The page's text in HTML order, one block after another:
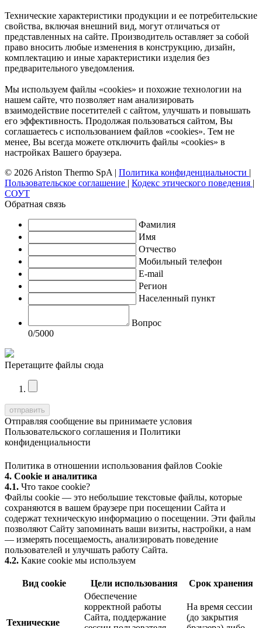
Технические характеристики продукции и ее потребительские
свойства, включая внешний вид, могут отличаться от
представленных на сайте. Производитель оставляет за собой
право вносить любые изменения в конструкцию, дизайн,
комплектацию и иные характеристики изделия без
предварительного уведомления.
Мы используем файлы «cookies» и похожие технологии на
нашем сайте, что позволяет нам анализировать
взаимодействие посетителей с сайтом, улучшать и повышать
его эффективность. Продолжая пользоваться сайтом, Вы
соглашаетесь с использованием файлов «cookies». Тем не
менее, Вы всегда можете отключить файлы «cookies» в
настройках Вашего браузера.
© 2026 Ariston Thermo SpA | Политика конфиденциальности |
Пользовательское соглашение | Кодекс этического поведения |
СОУТ
Обратная связь
Фамилия
Имя
Отчество
Мобильный телефон
E-mail
Регион
Населенный пункт
Вопрос
0/5000
Перетащите файлы сюда
Отправляя сообщение вы принимаете условия
Пользовательского соглашения и Политики
конфиденциальности
Политика в отношении использования файлов Cookie
4. Cookie и аналитика
4.1. Что такое cookie?
Файлы cookie — это небольшие текстовые файлы, которые
сохраняются в вашем браузере при посещении Сайта и
содержат техническую информацию о посещении. Эти файлы
позволяют Сайту запоминать ваши визиты, настройки, а нам
— измерять посещаемость, анализировать поведение
пользователей и улучшать работу Сайта.
4.2. Какие cookie мы используем
Вид cookie Цели использования Срок хранения
Технические
Обеспечение
корректной работы
Сайта, поддержание
На время сессии
(до закрытия